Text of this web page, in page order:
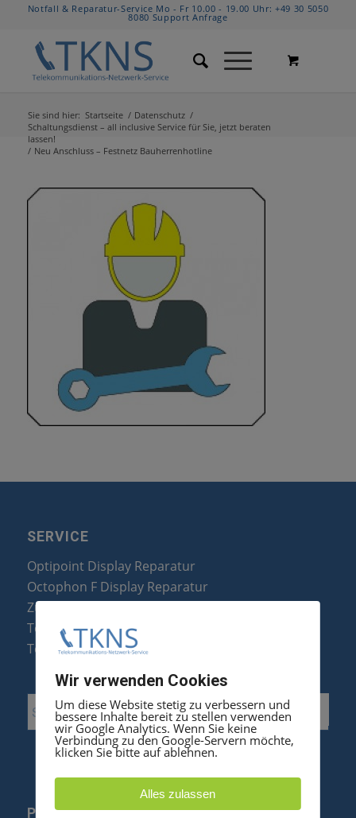
Notfall & Reparatur-Service Mo - Fr 10.00 - 19.00 Uhr:+49 30 5050
8080 Support Anfrage
Sie sind hier: Startseite / Datenschutz /
Schaltungsdienst – all inclusive Service für Sie, jetzt beraten
lassen!
/ Neu Anschluss – Festnetz Bauherrenhotline
SERVICE
Optipoint Display Reparatur
Octophon F Display Reparatur
Zubehör & Ersatzteile
Telefonanlagen Optimierung
Telefonanlagen Erweiterung
PRODUKTE
Wir verwenden Cookies
Um diese Website stetig zu verbessern und
bessere Inhalte bereit zu stellen verwenden
wir Google Analytics. Wenn Sie keine
Verbindung zu den Google-Servern möchte,
klicken Sie bitte auf ablehnen.
Alles zulassen